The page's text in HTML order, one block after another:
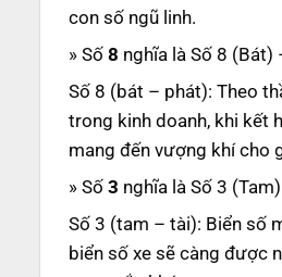
con số ngũ linh.
» Số 8 nghĩa là Số 8 (Bát)
Số 8 (bát – phát): Theo
trong kinh doanh, khi kết
mang đến vượng khí cho
» Số 3 nghĩa là Số 3
Số 3 (tam – tài): Biển số
biển số xe sẽ càng được